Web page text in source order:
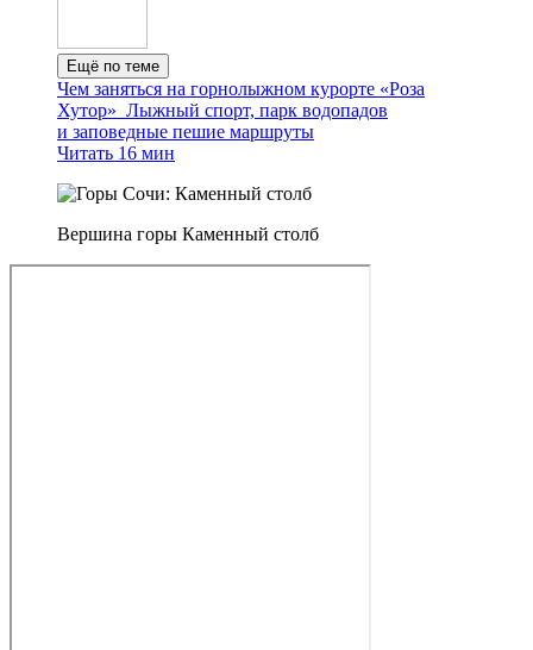
Ещё по теме
Чем заняться на горнолыжном курорте «Роза
Хутор» Лыжный спорт, парк водопадов
и заповедные пешие маршруты
Читать 16 мин
Вершина горы Каменный столб